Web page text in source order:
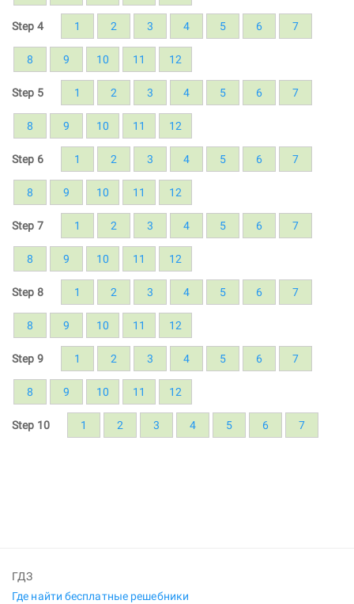
Step 4 1 2 3 4 5 6 7
8 9 10 11 12
Step 5 1 2 3 4 5 6 7
8 9 10 11 12
Step 6 1 2 3 4 5 6 7
8 9 10 11 12
Step 7 1 2 3 4 5 6 7
8 9 10 11 12
Step 8 1 2 3 4 5 6 7
8 9 10 11 12
Step 9 1 2 3 4 5 6 7
8 9 10 11 12
Step 10 1 2 3 4 5 6 7
ГДЗ
Где найти бесплатные решебники